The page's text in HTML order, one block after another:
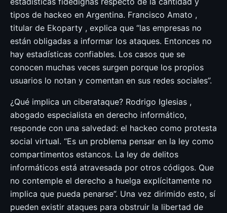
tipos de hackeo en Argentina. Francisco Amato ,
titular de Ekoparty , explica que “las empresas no
están obligadas a informar los ataques. Entonces no
hay estadísticas confiables. Los casos que se
conocen muchas veces surgen porque los propios
usuarios lo notan y comentan en sus redes sociales”.
¿Qué implica un ciberataque? Rodrigo Iglesias ,
abogado especialista en derecho informático,
responde con una salvedad: el hackeo como protesta
social virtual. “Es un problema pensar en la ley como
compartimentos estancos. La ley de delitos
informáticos está atravesada por otros códigos. Que
no contemple el derecho a huelga explícitamente no
implica que pueda penarse”. Una vez dirimido esto, sí
pueden existir ataques para obstruir la libertad de